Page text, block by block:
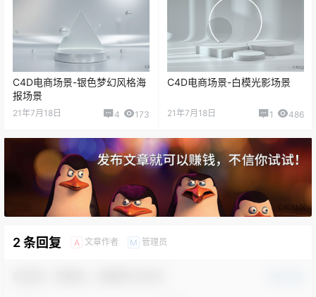
C4D电商场景-银色梦幻风格海
报场景
21年7月18日 4 173
C4D电商场景-白模光影场景
21年7月18日 1 486
2 条回复 A 文章作者 M 管理员